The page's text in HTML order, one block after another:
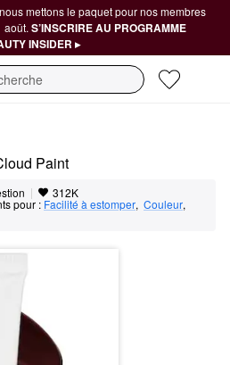
nous mettons le paquet pour nos membres
août. S’INSCRIRE AU PROGRAMME
INSIDER ▸
Paint
| 312K
pour : Facilité à estomper, Couleur,